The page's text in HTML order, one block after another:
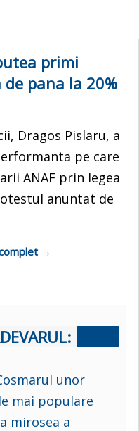
primi
pana la 20%
Dragos Pislaru, a
pe care
ANAF prin legea
anuntat de
→
unor
mai populare
mirosea a